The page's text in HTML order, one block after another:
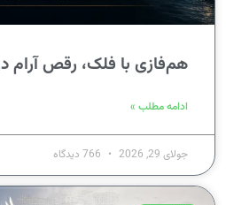
هم‌فازی با فلک، رقص آرام
ادامه مطلب »
جولای 29, 2026 766 دیدگاه